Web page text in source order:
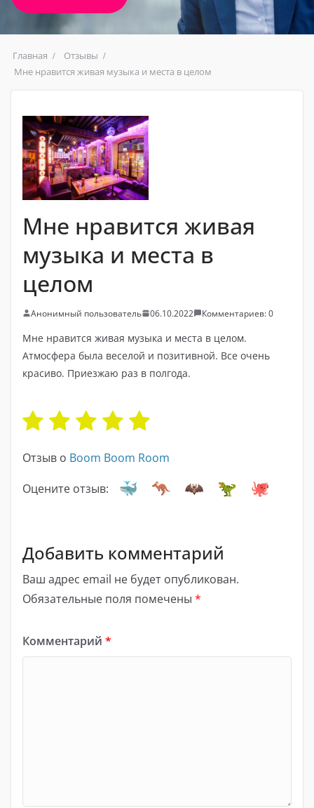
Главная
Отзывы
Мне нравится живая музыка и места в целом
Мне нравится живая
музыка и места в
целом
Анонимный пользователь 06.10.2022 Комментариев: 0
Мне нравится живая музыка и места в целом.
Атмосфера была веселой и позитивной. Все очень
красиво. Приезжаю раз в полгода.
Отзыв о Boom Boom Room
Оцените отзыв:
Добавить комментарий
Ваш адрес email не будет опубликован.
Обязательные поля помечены *
Комментарий *